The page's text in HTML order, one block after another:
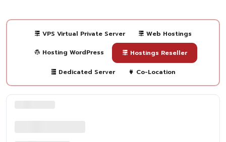
VPS Virtual Private Server Web Hostings
Hosting WordPress Hostings Reseller
Dedicated Server Co-Location